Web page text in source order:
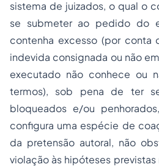
sistema de juizados, o qual o
se submeter ao pedido do
contenha excesso (por conta
indevida consignada ou não
executado não conhece ou
termos), sob pena de ter
bloqueados e/ou
configura uma espécie de
da pretensão autoral, não
violação às hipóteses previstas